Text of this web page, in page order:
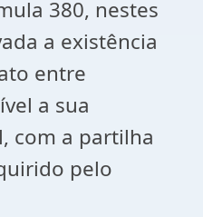
380, nestes
a existência
entre
a sua
com a partilha
pelo